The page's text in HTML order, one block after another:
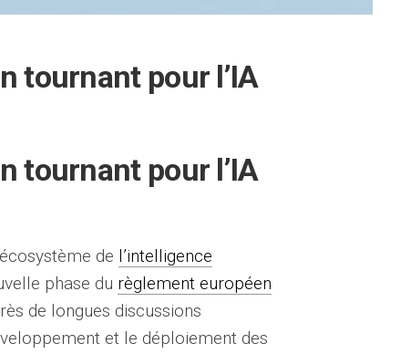
tournant pour l’IA
tournant pour l’IA
de l’intelligence
phase du règlement européen
de longues discussions
et le déploiement des